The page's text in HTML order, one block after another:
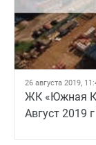
26 августа 2019,
ЖК «Южная
Август 2019 г